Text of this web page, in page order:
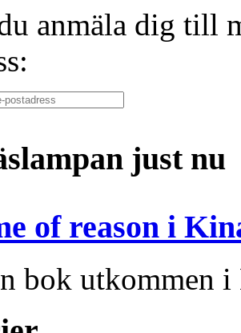
anmäla dig till
just nu
of reason i
bok utkommen